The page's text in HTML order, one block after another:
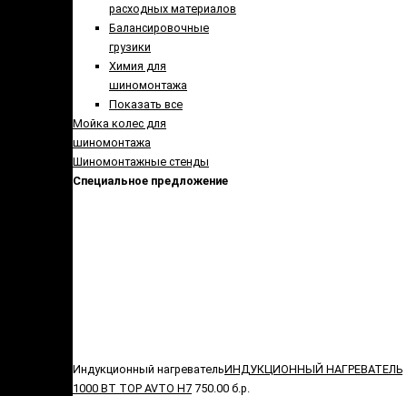
расходных материалов
Балансировочные
грузики
Химия для
шиномонтажа
Показать все
Мойка колес для
шиномонтажа
Шиномонтажные стенды
Специальное предложение
Индукционный нагревательИНДУКЦИОННЫЙ НАГРЕВАТЕЛЬ
1000 ВТ TOP AVTO H7 750.00 б.р.